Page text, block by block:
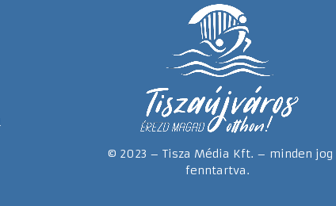
© 2023 – Tisza Média Kft. – minden jog
fenntartva.